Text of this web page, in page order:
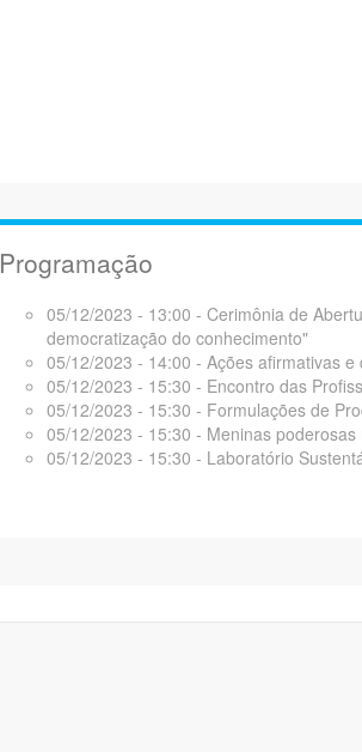
Programação
05/12/2023 - 13:00 - Cerimônia de
democratização do conhecimento"
05/12/2023 - 14:00 - Ações afirmativas
05/12/2023 - 15:30 - Encontro das
05/12/2023 - 15:30 - Formulações de
05/12/2023 - 15:30 - Meninas
05/12/2023 - 15:30 - Laboratório